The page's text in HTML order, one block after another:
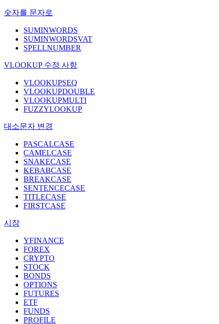
숫자를 문자로
SUMINWORDS
SUMINWORDSVAT
SPELLNUMBER
VLOOKUP 수정 사항
VLOOKUPSEQ
VLOOKUPDOUBLE
VLOOKUPMULTI
FUZZYLOOKUP
대소문자 변경
PASCALCASE
CAMELCASE
SNAKECASE
KEBABCASE
BREAKCASE
SENTENCECASE
TITLECASE
FIRSTCASE
시장
YFINANCE
FOREX
CRYPTO
STOCK
BONDS
OPTIONS
FUTURES
ETF
FUNDS
PROFILE